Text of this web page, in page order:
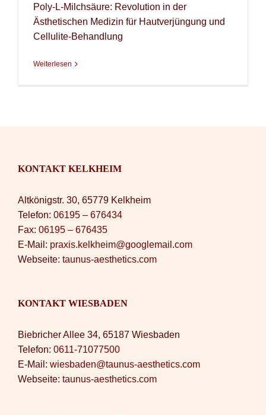
Poly-L-Milchsäure: Revolution in der
Ästhetischen Medizin für Hautverjüngung und
Cellulite-Behandlung
Weiterlesen
KONTAKT KELKHEIM
Altkönigstr. 30, 65779 Kelkheim
Telefon: 06195 – 676434
Fax: 06195 – 676435
E-Mail: praxis.kelkheim@googlemail.com
Webseite: taunus-aesthetics.com
KONTAKT WIESBADEN
Biebricher Allee 34, 65187 Wiesbaden
Telefon: 0611-71077500
E-Mail: wiesbaden@taunus-aesthetics.com
Webseite: taunus-aesthetics.com